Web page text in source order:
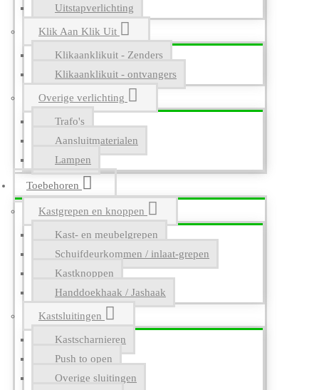
Uitstapverlichting
Klik Aan Klik Uit
Klikaanklikuit - Zenders
Klikaanklikuit - ontvangers
Overige verlichting
Trafo's
Aansluitmaterialen
Lampen
Toebehoren
Kastgrepen en knoppen
Kast- en meubelgrepen
Schuifdeurkommen / inlaat-grepen
Kastknoppen
Handdoekhaak / Jashaak
Kastsluitingen
Kastscharnieren
Push to open
Overige sluitingen